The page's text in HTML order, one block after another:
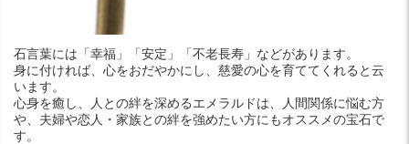
石言葉には「幸福」「安定」「不老長寿」などがあります。
身に付ければ、心をおだやかにし、慈愛の心を育ててくれると云
います。
心身を癒し、人との絆を深めるエメラルドは、人間関係に悩む方
や、夫婦や恋人・家族との絆を強めたい方にもオススメの宝石で
す。